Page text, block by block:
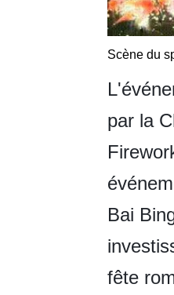
Scène du
par la
Bai
fête